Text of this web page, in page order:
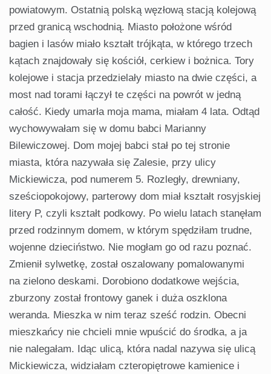
powiatowym. Ostatnią polską węzłową stacją kolejową
przed granicą wschodnią. Miasto położone wśród
bagien i lasów miało kształt trójkąta, w którego trzech
kątach znajdowały się kościół, cerkiew i bożnica. Tory
kolejowe i stacja przedzielały miasto na dwie części, a
most nad torami łączył te części na powrót w jedną
całość. Kiedy umarła moja mama, miałam 4 lata. Odtąd
wychowywałam się w domu babci Marianny
Bilewiczowej. Dom mojej babci stał po tej stronie
miasta, która nazywała się Zalesie, przy ulicy
Mickiewicza, pod numerem 5. Rozległy, drewniany,
sześciopokojowy, parterowy dom miał kształt rosyjskiej
litery P, czyli kształt podkowy. Po wielu latach stanęłam
przed rodzinnym domem, w którym spędziłam trudne,
wojenne dzieciństwo. Nie mogłam go od razu poznać.
Zmienił sylwetkę, został oszalowany pomalowanymi
na zielono deskami. Dorobiono dodatkowe wejścia,
zburzony został frontowy ganek i duża oszklona
weranda. Mieszka w nim teraz sześć rodzin. Obecni
mieszkańcy nie chcieli mnie wpuścić do środka, a ja
nie nalegałam. Idąc ulicą, która nadal nazywa się ulicą
Mickiewicza, widziałam czteropiętrowe kamienice i